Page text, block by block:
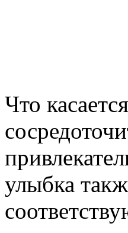
Что
улыбка